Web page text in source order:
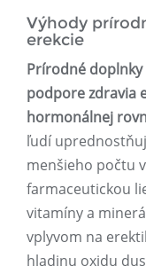
Výhody
erekcie
Prírodné
podpore zdravia
hormonálnej
ľudí
menšieho počtu
farmaceutickou
vitamíny a
vplyvom na
hladinu oxidu